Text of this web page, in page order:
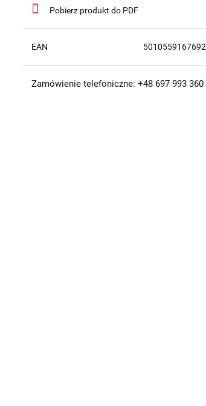
Pobierz produkt do PDF
EAN 5010559167692
Zamówienie telefoniczne: +48 697 993 360